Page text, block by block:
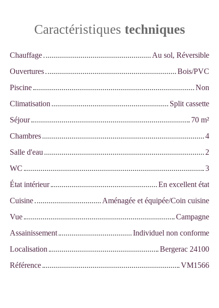
Caractéristiques techniques
Chauffage
Au sol, Réversible
Ouvertures
Bois/PVC
Piscine
Non
Climatisation
Split cassette
Séjour
70 m²
Chambres
4
Salle d'eau
2
WC
3
État intérieur
En excellent état
Cuisine
Aménagée et équipée/Coin cuisine
Vue
Campagne
Assainissement
Individuel non conforme
Localisation
Bergerac 24100
Référence
VM1566